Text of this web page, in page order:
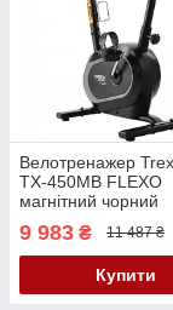
Велотренажер
TX-450MB FLEXO
магнітний чорний
9 983 ₴ 11 487 ₴
Купити